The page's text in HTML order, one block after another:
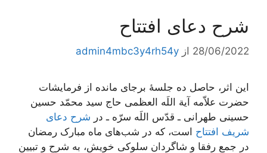
شرح دعای افتتاح
28/06/2022 از admin4mbc3y4rh54y
این اثر، حاصل ده جلسۀ برجای مانده از فرمایشات
حضرت علاّمه آیة اللَه العظمی حاج سید محمّد حسین
حسینی طهرانی ـ قدّس اللَه سرّه ـ در شرح دعای
شریف افتتاح است، که در شب‌های ماه مبارک رمضان
در جمع رفقا و شاگردان سلوکی خویش، به شرح و تبیین